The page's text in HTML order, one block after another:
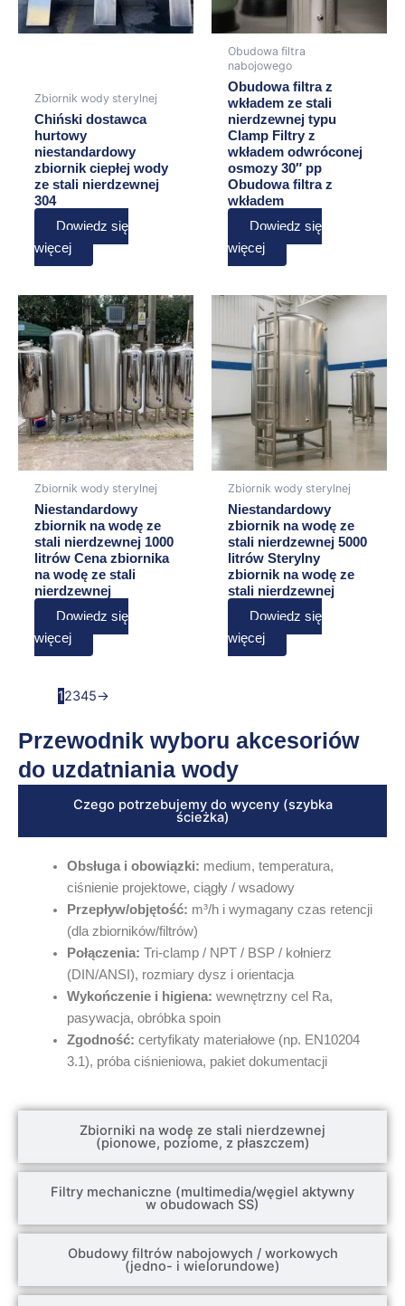
Zbiornik wody sterylnej
Chiński dostawca
hurtowy
niestandardowy
zbiornik ciepłej wody
ze stali nierdzewnej
304
Dowiedz się
więcej
Obudowa filtra
nabojowego
Obudowa filtra z
wkładem ze stali
nierdzewnej typu
Clamp Filtry z
wkładem odwróconej
osmozy 30″ pp
Obudowa filtra z
wkładem
Dowiedz się
więcej
Zbiornik wody sterylnej
Niestandardowy
zbiornik na wodę ze
stali nierdzewnej 1000
litrów Cena zbiornika
na wodę ze stali
nierdzewnej
Dowiedz się
więcej
Zbiornik wody sterylnej
Niestandardowy
zbiornik na wodę ze
stali nierdzewnej 5000
litrów Sterylny
zbiornik na wodę ze
stali nierdzewnej
Dowiedz się
więcej
12345→
Przewodnik wyboru akcesoriów
do uzdatniania wody
Czego potrzebujemy do wyceny (szybka
ścieżka)
Zbiorniki na wodę ze stali nierdzewnej
(pionowe, poziome, z płaszczem)
Filtry mechaniczne (multimedia/węgiel aktywny
w obudowach SS)
Obudowy filtrów nabojowych / workowych
(jedno- i wielorundowe)
Obsługa i obowiązki: medium, temperatura,
ciśnienie projektowe, ciągły / wsadowy
Przepływ/objętość: m³/h i wymagany czas retencji
(dla zbiorników/filtrów)
Połączenia: Tri-clamp / NPT / BSP / kołnierz
(DIN/ANSI), rozmiary dysz i orientacja
Wykończenie i higiena: wewnętrzny cel Ra,
pasywacja, obróbka spoin
Zgodność: certyfikaty materiałowe (np. EN10204
3.1), próba ciśnieniowa, pakiet dokumentacji